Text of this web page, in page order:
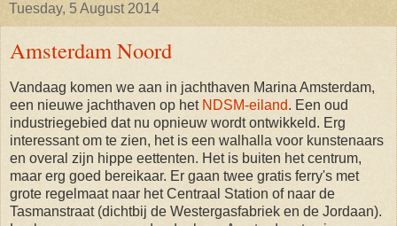
Tuesday, 5 August 2014
Amsterdam Noord
Vandaag komen we aan in jachthaven Marina Amsterdam,
een nieuwe jachthaven op het NDSM-eiland. Een oud
industriegebied dat nu opnieuw wordt ontwikkeld. Erg
interessant om te zien, het is een walhalla voor kunstenaars
en overal zijn hippe eettenten. Het is buiten het centrum,
maar erg goed bereikaar. Er gaan twee gratis ferry's met
grote regelmaat naar het Centraal Station of naar de
Tasmanstraat (dichtbij de Westergasfabriek en de Jordaan).